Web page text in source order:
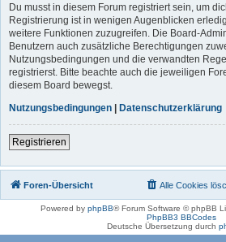
Du musst in diesem Forum registriert sein, um
Registrierung ist in wenigen Augenblicken
weitere Funktionen zuzugreifen. Die Board-
Benutzern auch zusätzliche Berechtigungen
Nutzungsbedingungen und die verwandten
registrierst. Bitte beachte auch die jeweiligen
diesem Board bewegst.
Nutzungsbedingungen | Datenschutzerklärung
Registrieren
Foren-Übersicht Alle Cookies
Powered by phpBB® Forum Software © phpBB
PhpBB3 BBCodes
Deutsche Übersetzung durch